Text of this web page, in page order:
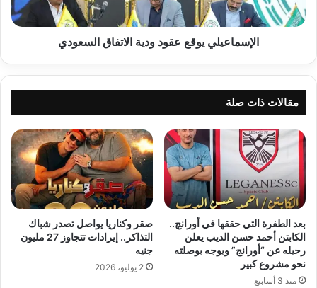
الإسماعيلي يوقع عقود ودية الاتفاق السعودي
مقالات ذات صلة
بعد الطفرة التي حققها في أورانچ..
الكابتن أحمد حسن الديب يعلن
رحيله عن “أورانج” ويوجه بوصلته
نحو مشروع كبير
منذ 3 أسابيع
صقر وكناريا يواصل تصدر شباك
التذاكر.. إيرادات تتجاوز 27 مليون
جنيه
2 يوليو، 2026